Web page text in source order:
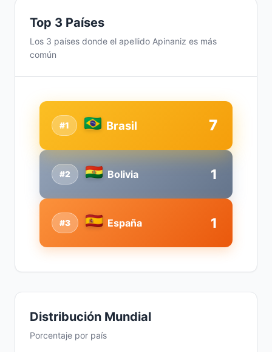
Top 3 Países
Los 3 países donde el apellido Apinaniz es más
común
#2 Bolivia 1
#1 Brasil 7
#3 España 1
Distribución Mundial
Porcentaje por país